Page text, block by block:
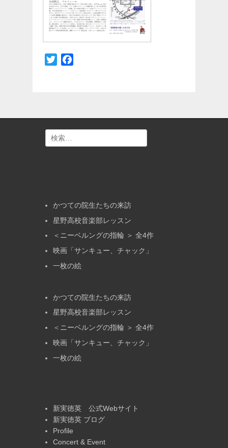
Twitter
索:
かつての院生たちの来訪
星野高校音楽部レッスン
＜ニーベルングの指輪 ＞ 全4作
映画「サンキュー、チャック」
一枚の絵
かつての院生たちの来訪
星野高校音楽部レッスン
＜ニーベルングの指輪 ＞ 全4作
映画「サンキュー、チャック」
一枚の絵
新実徳英 公式Webサイト
新実徳英 ブログ
Profile
Concert & Event